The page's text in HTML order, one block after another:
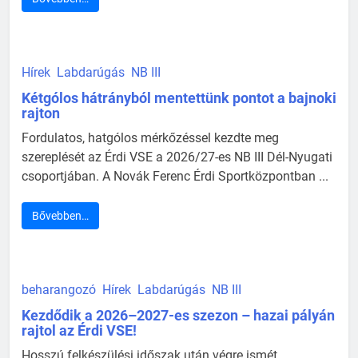
Hírek Labdarúgás NB III
Kétgólos hátrányból mentettünk pontot a bajnoki
rajton
Fordulatos, hatgólos mérkőzéssel kezdte meg
szereplését az Érdi VSE a 2026/27-es NB III Dél-Nyugati
csoportjában. A Novák Ferenc Érdi Sportközpontban ...
Bővebben…
beharangozó Hírek Labdarúgás NB III
Kezdődik a 2026–2027-es szezon – hazai pályán
rajtol az Érdi VSE!